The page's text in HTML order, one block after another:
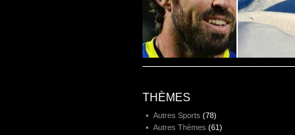
THÈMES
Autres Sports (78)
Autres Thèmes (61)